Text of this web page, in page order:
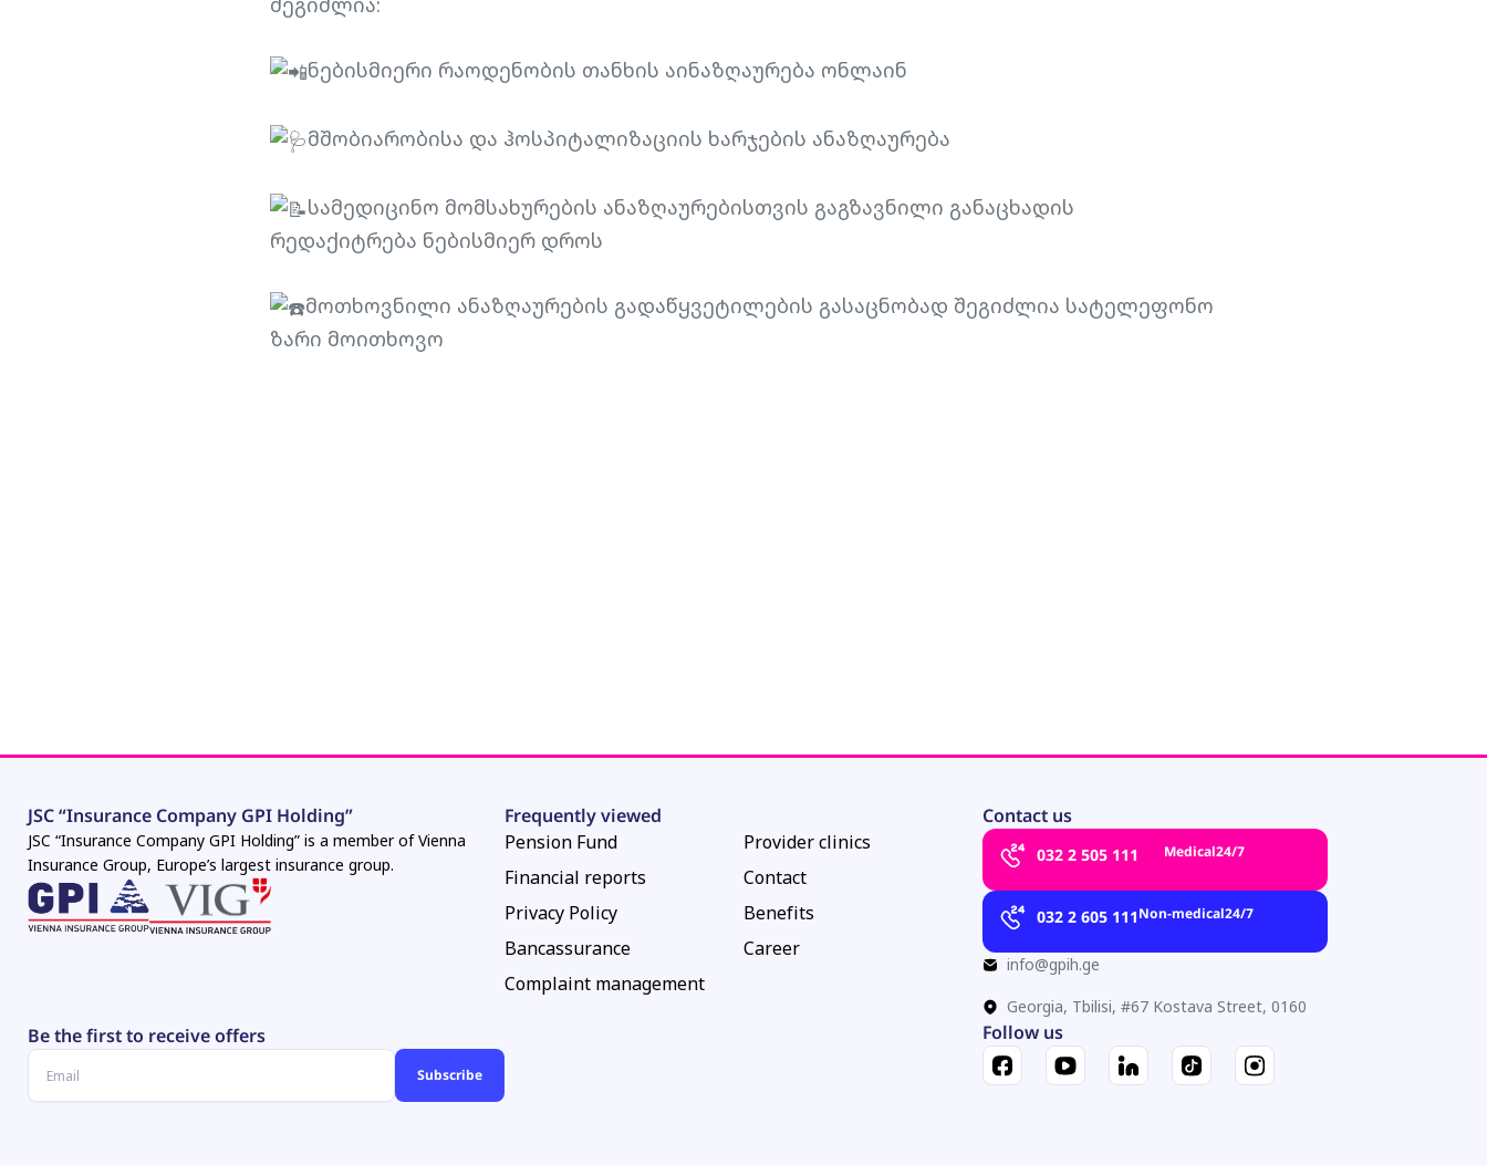
ნებისმიერი რაოდენობის თანხის აინაზღაურება ონლაინ
მშობიარობისა და ჰოსპიტალიზაციის ხარჯების ანაზღაურება
სამედიცინო მომსახურების ანაზღაურებისთვის გაგზავნილი განაცხადის
რედაქიტრება ნებისმიერ დროს
მოთხოვნილი ანაზღაურების გადაწყვეტილების გასაცნობად შეგიძლია სატელეფონო
ზარი მოითხოვო
JSC “Insurance Company GPI Holding”
JSC “Insurance Company GPI Holding” is a member of Vienna
Insurance Group, Europe’s largest insurance group.
Be the first to receive offers
Frequently viewed
Pension Fund
Financial reports
Privacy Policy
Bancassurance
Complaint management
Provider clinics
Contact
Benefits
Career
Contact us
032 2 505 111 Medical24/7
032 2 605 111Non-medical24/7
info@gpih.ge
Georgia, Tbilisi, #67 Kostava Street, 0160
Follow us